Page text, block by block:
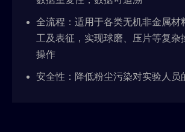
全流程：适用于各类无机非金属材
工及表征，实现球磨、压片等复杂
操作
安全性：降低粉尘污染对实验人员